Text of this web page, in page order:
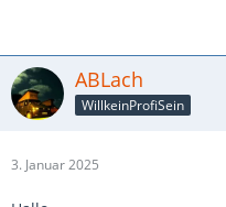
ABLach
WillkeinProfiSein
3. Januar 2025